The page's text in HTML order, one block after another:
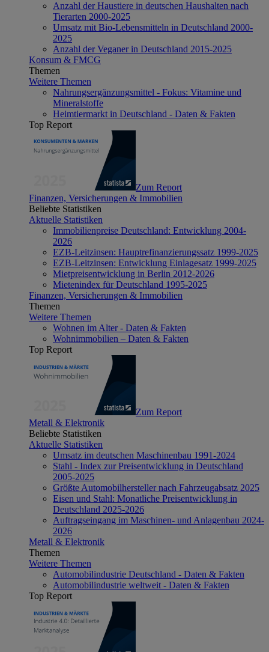
Anzahl der Haustiere in deutschen Haushalten nach
Tierarten 2000-2025
Umsatz mit Bio-Lebensmitteln in Deutschland 2000-
2025
Anzahl der Veganer in Deutschland 2015-2025
Konsum & FMCG
Themen
Weitere Themen
Nahrungsergänzungsmittel - Fokus: Vitamine und
Mineralstoffe
Heimtiermarkt in Deutschland - Daten & Fakten
Top Report
Zum Report
Finanzen, Versicherungen & Immobilien
Beliebte Statistiken
Aktuelle Statistiken
Immobilienpreise Deutschland: Entwicklung 2004-
2026
EZB-Leitzinsen: Hauptrefinanzierungssatz 1999-2025
EZB-Leitzinsen: Entwicklung Einlagesatz 1999-2025
Mietpreisentwicklung in Berlin 2012-2026
Mietenindex für Deutschland 1995-2025
Finanzen, Versicherungen & Immobilien
Themen
Weitere Themen
Wohnen im Alter - Daten & Fakten
Wohnimmobilien – Daten & Fakten
Top Report
Zum Report
Metall & Elektronik
Beliebte Statistiken
Aktuelle Statistiken
Umsatz im deutschen Maschinenbau 1991-2024
Stahl - Index zur Preisentwicklung in Deutschland
2005-2025
Größte Automobilhersteller nach Fahrzeugabsatz 2025
Eisen und Stahl: Monatliche Preisentwicklung in
Deutschland 2025-2026
Auftragseingang im Maschinen- und Anlagenbau 2024-
2026
Metall & Elektronik
Themen
Weitere Themen
Automobilindustrie Deutschland - Daten & Fakten
Automobilindustrie weltweit - Daten & Fakten
Top Report